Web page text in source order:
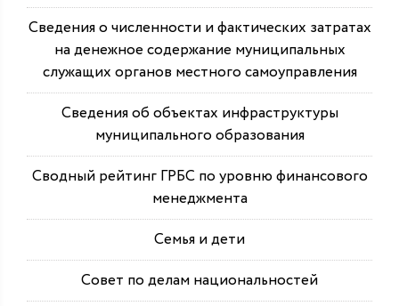
Сведения о численности и фактических затратах
на денежное содержание муниципальных
служащих органов местного самоуправления
Сведения об объектах инфраструктуры
муниципального образования
Сводный рейтинг ГРБС по уровню финансового
менеджмента
Семья и дети
Совет по делам национальностей